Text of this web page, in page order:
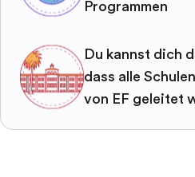
Programmen
Du kannst dich
dass alle
von EF geleitet